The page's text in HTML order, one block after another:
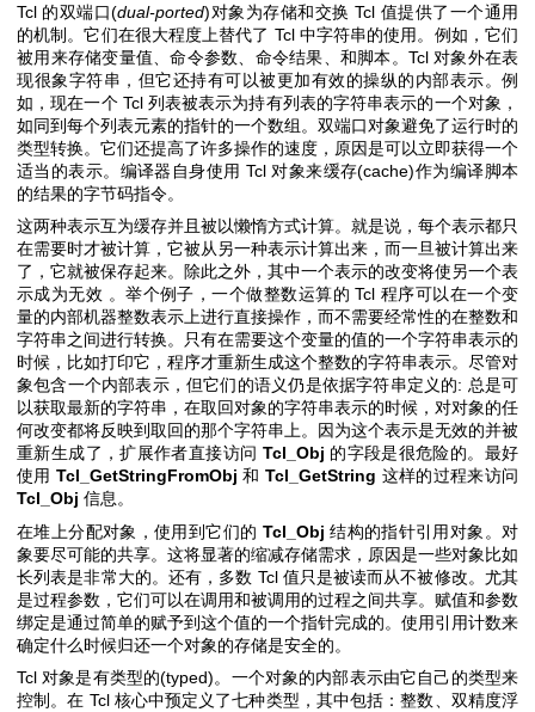
Tcl 的双端口(dual-ported)对象为存储和交换 Tcl 值提供了一个通用
的机制。它们在很大程度上替代了 Tcl 中字符串的使用。例如，它们
被用来存储变量值、命令参数、命令结果、和脚本。Tcl 对象外在表
现很象字符串，但它还持有可以被更加有效的操纵的内部表示。例
如，现在一个 Tcl 列表被表示为持有列表的字符串表示的一个对象，
如同到每个列表元素的指针的一个数组。双端口对象避免了运行时的
类型转换。它们还提高了许多操作的速度，原因是可以立即获得一个
适当的表示。编译器自身使用 Tcl 对象来缓存(cache)作为编译脚本
的结果的字节码指令。
这两种表示互为缓存并且被以懒惰方式计算。就是说，每个表示都只
在需要时才被计算，它被从另一种表示计算出来，而一旦被计算出来
了，它就被保存起来。除此之外，其中一个表示的改变将使另一个表
示成为无效 。举个例子，一个做整数运算的 Tcl 程序可以在一个变
量的内部机器整数表示上进行直接操作，而不需要经常性的在整数和
字符串之间进行转换。只有在需要这个变量的值的一个字符串表示的
时候，比如打印它，程序才重新生成这个整数的字符串表示。尽管对
象包含一个内部表示，但它们的语义仍是依据字符串定义的: 总是可
以获取最新的字符串，在取回对象的字符串表示的时候，对对象的任
何改变都将反映到取回的那个字符串上。因为这个表示是无效的并被
重新生成了，扩展作者直接访问 Tcl_Obj 的字段是很危险的。最好
使用Tcl_GetStringFromObj 和Tcl_GetString 这样的过程来访问
Tcl_Obj 信息。
在堆上分配对象，使用到它们的 Tcl_Obj 结构的指针引用对象。对
象要尽可能的共享。这将显著的缩减存储需求，原因是一些对象比如
长列表是非常大的。还有，多数 Tcl 值只是被读而从不被修改。尤其
是过程参数，它们可以在调用和被调用的过程之间共享。赋值和参数
绑定是通过简单的赋予到这个值的一个指针完成的。使用引用计数来
确定什么时候归还一个对象的存储是安全的。
Tcl 对象是有类型的(typed)。一个对象的内部表示由它自己的类型来
控制。在 Tcl 核心中预定义了七种类型，其中包括：整数、双精度浮